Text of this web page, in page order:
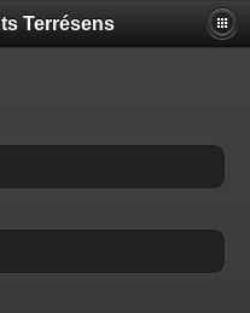
Terrésens